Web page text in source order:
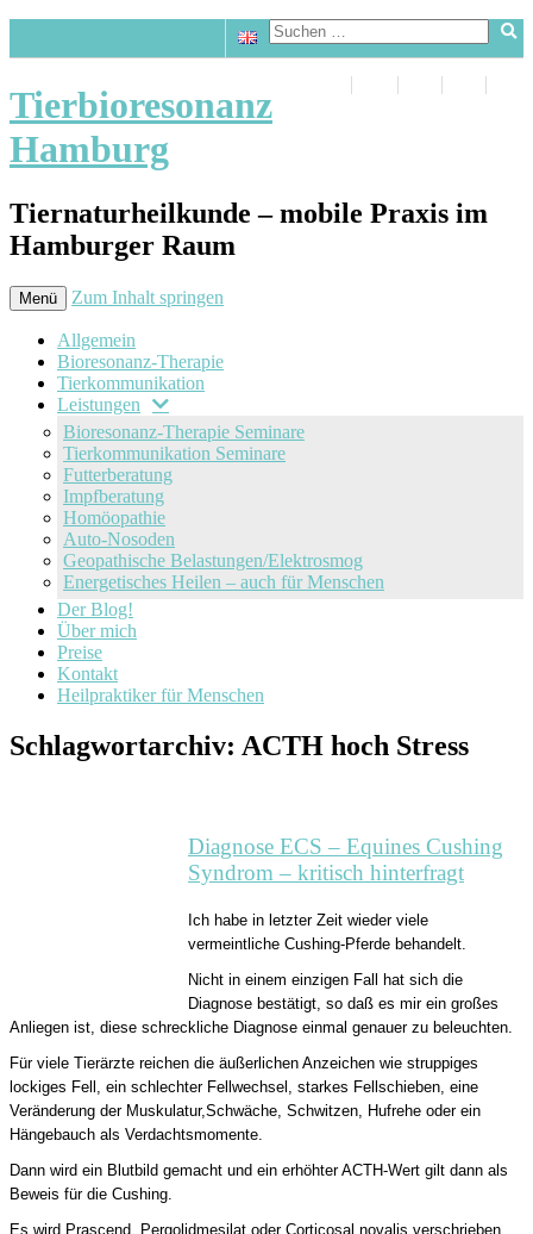
Tierbioresonanz
Hamburg
Tiernaturheilkunde – mobile Praxis im
Hamburger Raum
Menü Zum Inhalt springen
Allgemein
Bioresonanz-Therapie
Tierkommunikation
Leistungen
Bioresonanz-Therapie Seminare
Tierkommunikation Seminare
Futterberatung
Impfberatung
Homöopathie
Auto-Nosoden
Geopathische Belastungen/Elektrosmog
Energetisches Heilen – auch für Menschen
Der Blog!
Über mich
Preise
Kontakt
Heilpraktiker für Menschen
Schlagwortarchiv: ACTH hoch Stress
Diagnose ECS – Equines Cushing
Syndrom – kritisch hinterfragt
Ich habe in letzter Zeit wieder viele
vermeintliche Cushing-Pferde behandelt.
Nicht in einem einzigen Fall hat sich die
Diagnose bestätigt, so daß es mir ein großes
Anliegen ist, diese schreckliche Diagnose einmal genauer zu beleuchten.
Für viele Tierärzte reichen die äußerlichen Anzeichen wie struppiges
lockiges Fell, ein schlechter Fellwechsel, starkes Fellschieben, eine
Veränderung der Muskulatur,Schwäche, Schwitzen, Hufrehe oder ein
Hängebauch als Verdachtsmomente.
Dann wird ein Blutbild gemacht und ein erhöhter ACTH-Wert gilt dann als
Beweis für die Cushing.
Es wird Prascend, Pergolidmesilat oder Corticosal novalis verschrieben